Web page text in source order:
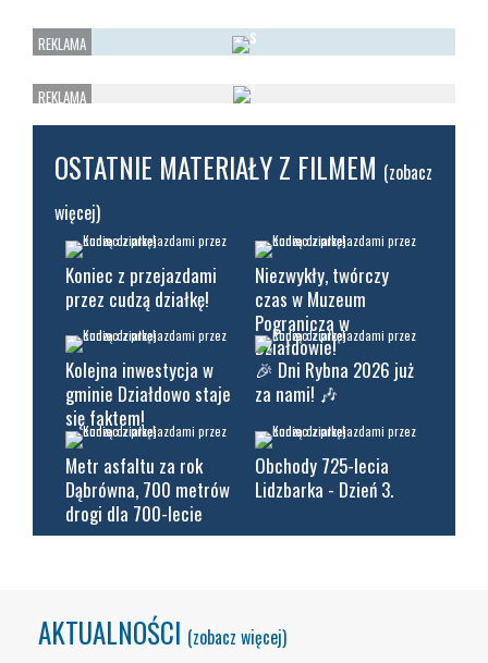
OSTATNIE MATERIAŁY Z FILMEM (zobacz
więcej)
Koniec z przejazdami
przez cudzą działkę!
Niezwykły, twórczy
czas w Muzeum
Pogranicza w
Działdowie!
Kolejna inwestycja w
gminie Działdowo staje
się faktem!
🎉 Dni Rybna 2026 już
za nami! 🎶
Metr asfaltu za rok
Dąbrówna, 700 metrów
drogi dla 700-lecie
Obchody 725-lecia
Lidzbarka - Dzień 3.
AKTUALNOŚCI (zobacz więcej)